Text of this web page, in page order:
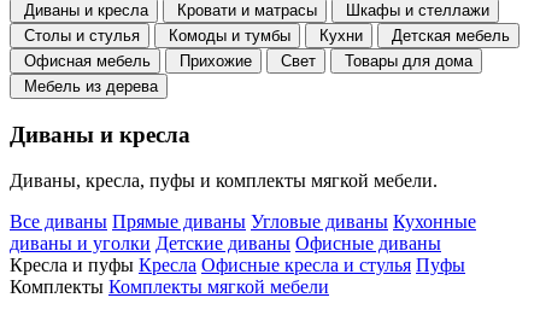
Диваны и кресла Кровати и матрасы
Шкафы и стеллажи
Столы и стулья
Комоды и тумбы Кухни
Детская мебель
Офисная мебель
Прихожие Свет
Товары для дома
Мебель из дерева
Диваны и кресла
Диваны, кресла, пуфы и комплекты мягкой мебели.
Все диваны Прямые диваны Угловые диваны Кухонные
диваны и уголки Детские диваны Офисные диваны
Кресла и пуфы Кресла Офисные кресла и стулья Пуфы
Комплекты Комплекты мягкой мебели